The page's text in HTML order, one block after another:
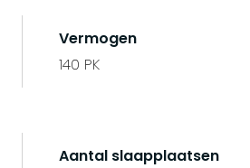
Vermogen
140 PK
Aantal slaapplaatsen